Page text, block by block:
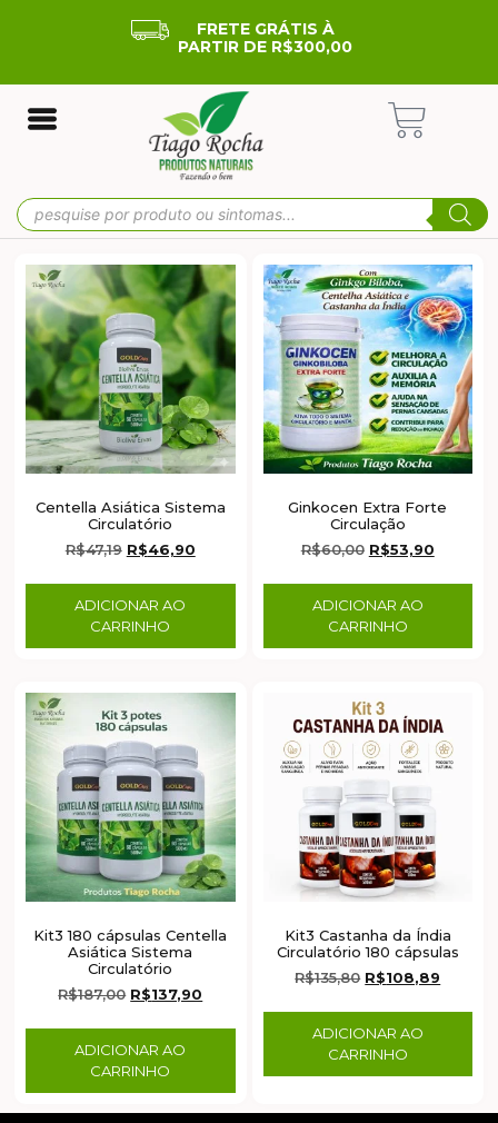
FRETE GRÁTIS À
PARTIR DE R$300,00
Centella Asiática Sistema
Circulatório
R$47,19 R$46,90
ADICIONAR AO
CARRINHO
Ginkocen Extra Forte
Circulação
R$60,00 R$53,90
ADICIONAR AO
CARRINHO
Kit3 180 cápsulas Centella
Asiática Sistema
Circulatório
R$187,00 R$137,90
ADICIONAR AO
CARRINHO
Kit3 Castanha da Índia
Circulatório 180 cápsulas
R$135,80 R$108,89
ADICIONAR AO
CARRINHO